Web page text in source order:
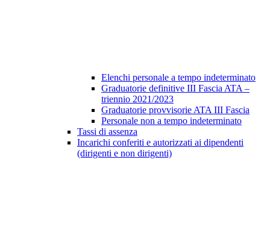
Elenchi personale a tempo indeterminato
Graduatorie definitive III Fascia ATA –
triennio 2021/2023
Graduatorie provvisorie ATA III Fascia
Personale non a tempo indeterminato
Tassi di assenza
Incarichi conferiti e autorizzati ai dipendenti
(dirigenti e non dirigenti)